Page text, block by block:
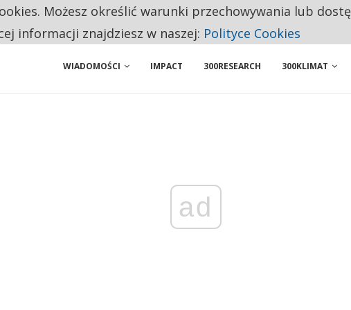
PRZEMYSŁ. NA LIŚCIE SĄ DWA PODMIOTY Z POLSKI
WIADOMOŚCI IMPACT 300RESEARCH 300KLIMAT
ad
Możesz określić warunki przechowywania lub
informacji znajdziesz w naszej: Polityce Cookies